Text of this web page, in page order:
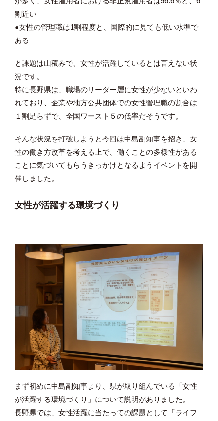
割近い
●女性の管理職は1割程度と、国際的に見ても低い水準で
ある
と課題は山積みで、女性が活躍しているとは言えない状
況です。
特に長野県は、職場のリーダー層に女性が少ないといわ
れており、企業や地方公共団体での女性管理職の割合は
１割足らずで、全国ワースト５の低率だそうです。
そんな状況を打破しようと今回は中島副知事を招き、女
性の働き方改革を考える上で、働くことの多様性がある
ことに気づいてもらうきっかけとなるようイベントを開
催しました。
女性が活躍する環境づくり
まず初めに中島副知事より、県が取り組んでいる「女性
が活躍する環境づくり」について説明がありました。
長野県では、女性活躍に当たっての課題として「ライフ